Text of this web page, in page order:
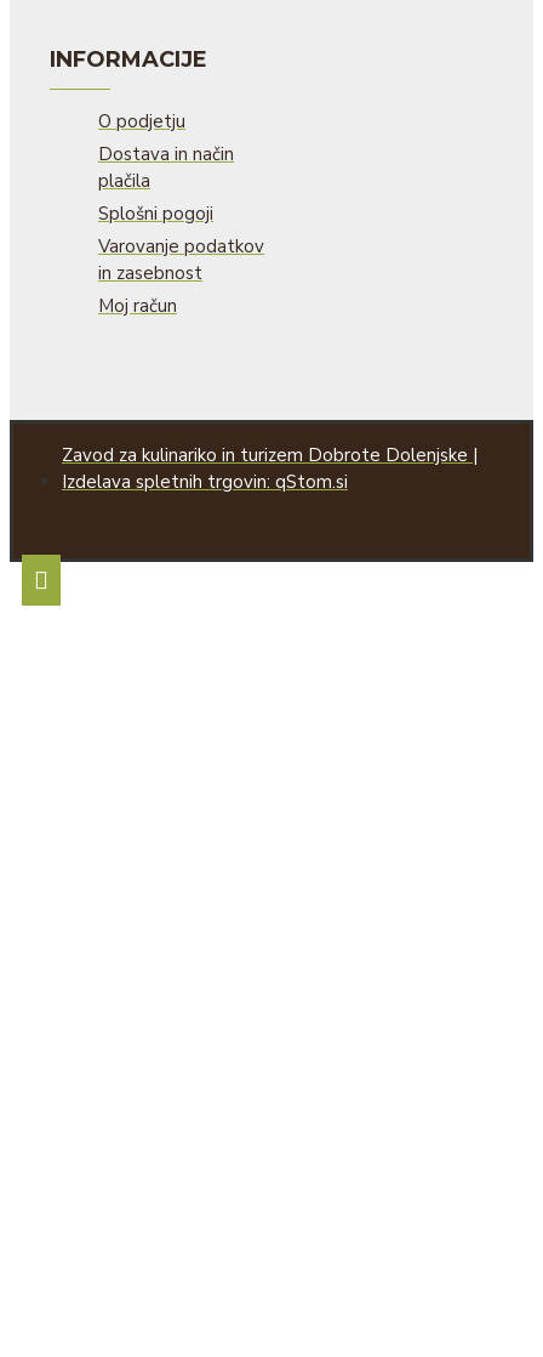
INFORMACIJE
O podjetju
Dostava in način
plačila
Splošni pogoji
Varovanje podatkov
in zasebnost
Moj račun
Zavod za kulinariko in turizem Dobrote Dolenjske |
Izdelava spletnih trgovin: qStom.si